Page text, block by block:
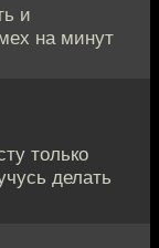
и
на минут
только
делать